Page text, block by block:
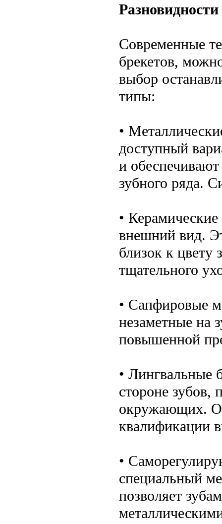
Разновидности
Современные
брекетов,
выбор
типы:
•
доступный
и
зубного ряда.
•
внешний вид.
близок к цвету
тщательного
• Сапфировые
незаметные на
повышенной
• Лингвальные
стороне зубов,
окружающих.
квалификации
•
специальный
позволяет